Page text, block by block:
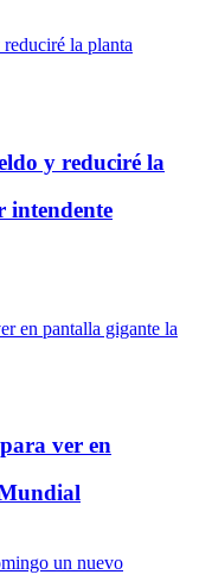
y reduciré la
intendente
ver en